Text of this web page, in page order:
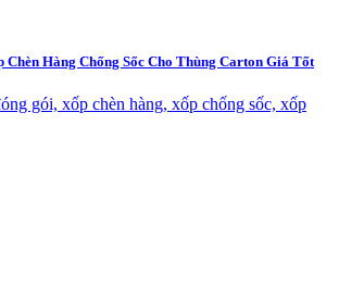
Hàng Chống Sốc Cho Thùng Carton Giá Tốt
gói, xốp chèn hàng, xốp chống sốc, xốp